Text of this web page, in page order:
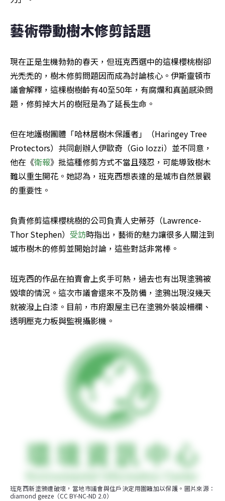
藝術帶動樹木修剪話題
現在正是生機勃勃的春天，但班克西選中的這棵櫻桃樹卻
光禿禿的，樹木修剪問題因而成為討論核心。伊斯靈頓市
議會解釋，這棵樹樹齡有40至50年，有腐爛和真菌感染問
題，修剪掉大片的樹冠是為了延長生命。
但在地護樹團體「哈林居樹木保護者」（Haringey Tree
Protectors）共同創辦人伊歐奇（Gio Iozzi）並不同意，
他在《衛報》批這種修剪方式不當且殘忍，可能導致樹木
難以重生開花。她認為，班克西想表達的是城市自然景觀
的重要性。
負責修剪這棵櫻桃樹的公司負責人史蒂芬（Lawrence-
Thor Stephen） 受訪時指出，藝術的魅力讓很多人關注到
城市樹木的修剪並開始討論，這些對話非常棒。
班克西的作品在拍賣會上炙手可熱，過去也有出現塗鴉被
毀壞的情況。這次市議會還來不及防備，塗鴉出現沒幾天
就被潑上白漆。目前，市府跟屋主已在塗鴉外裝設柵欄、
透明壓克力板與監視攝影機。
班克西新塗鴉遭破壞，當地市議會與住戶決定用圍籬加以保護。圖片來源：
diamond geeze（CC BY-NC-ND 2.0）